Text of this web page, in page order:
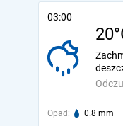
03:00
Opad: 0.8 mm